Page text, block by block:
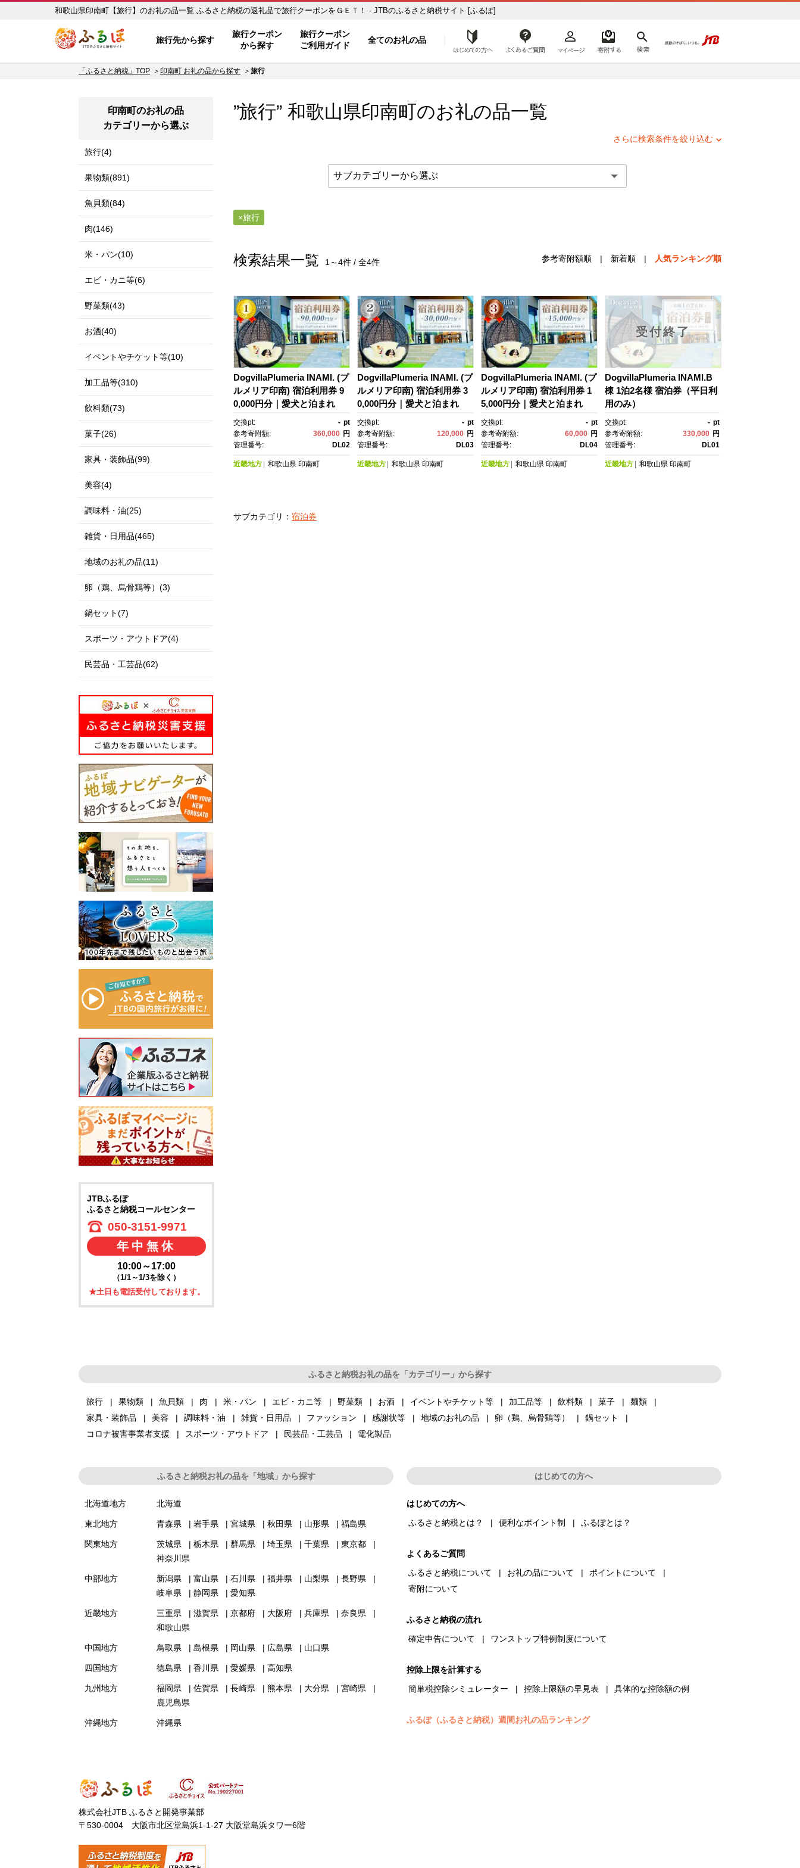
和歌山県印南町【旅行】のお礼の品一覧 ふるさと納税の返礼品で旅行クーポンをＧＥＴ！ - JTBのふるさと納税サイト [ふるぽ]
旅行先から探す
旅行クーポン
から探す
旅行クーポン
ご利用ガイド
全てのお礼の品 はじめての方へ
「ふるさと納税」TOP 印南町 お礼の品から探す 旅行
”旅行” 和歌山県印南町のお礼の品一覧
さらに検索条件を絞り込む
旅行
検索結果一覧 1～4件 / 全4件 参考寄附額順 | 新着順 | 人気ランキング順
DogvillaPlumeria INAMI. (プ
ルメリア印南) 宿泊利用券 9
0,000円分｜愛犬と泊まれ
る ワンちゃんとベッドで添
い寝
交換pt: - pt
参考寄附額:
360,000 円
管理番号:
DL02
近畿地方 和歌山県 印南町
DogvillaPlumeria INAMI. (プ
ルメリア印南) 宿泊利用券 3
0,000円分｜愛犬と泊まれ
る ワンちゃんとベッドで添
い寝
交換pt: - pt
参考寄附額:
120,000 円
管理番号:
DL03
近畿地方 和歌山県 印南町
DogvillaPlumeria INAMI. (プ
ルメリア印南) 宿泊利用券 1
5,000円分｜愛犬と泊まれ
る ワンちゃんとベッドで添
い寝
交換pt: - pt
参考寄附額:
60,000 円
管理番号:
DL04
近畿地方 和歌山県 印南町
受付終了
DogvillaPlumeria INAMI.B
棟 1泊2名様 宿泊券（平日利
用のみ）
交換pt: - pt
参考寄附額:
330,000 円
管理番号:
DL01
近畿地方 和歌山県 印南町
サブカテゴリ： 宿泊券
印南町のお礼の品
カテゴリーから選ぶ
旅行(4)
果物類(891)
魚貝類(84)
肉(146)
米・パン(10)
エビ・カニ等(6)
野菜類(43)
お酒(40)
イベントやチケット等(10)
加工品等(310)
飲料類(73)
菓子(26)
家具・装飾品(99)
美容(4)
調味料・油(25)
雑貨・日用品(465)
地域のお礼の品(11)
卵（鶏、烏骨鶏等）(3)
鍋セット(7)
スポーツ・アウトドア(4)
民芸品・工芸品(62)
JTBふるぽ
ふるさと納税コールセンター
050-3151-9971
年中無休
10:00～17:00
（1/1～1/3を除く）
★土日も電話受付しております。
ふるさと納税お礼の品を「カテゴリー」から探す
旅行 果物類 魚貝類 肉 米・パン エビ・カニ等 野菜類 お酒 イベントやチケット等 加工品等 飲料類 菓子
麺類
家具・装飾品
美容 調味料・油 雑貨・日用品 ファッション 感謝状等 地域のお礼の品 卵（鶏、烏骨鶏等）
鍋セット
コロナ被害事業者支援
スポーツ・アウトドア 民芸品・工芸品 電化製品
ふるさと納税お礼の品を「地域」から探す
北海道地方 北海道
東北地方 青森県 岩手県 宮城県 秋田県 山形県 福島県
関東地方 茨城県 栃木県 群馬県 埼玉県 千葉県
東京都
神奈川県
中部地方 新潟県 富山県 石川県 福井県 山梨県
長野県
岐阜県
静岡県 愛知県
近畿地方 三重県 滋賀県 京都府 大阪府 兵庫県
奈良県
和歌山県
中国地方 鳥取県 島根県 岡山県 広島県 山口県
四国地方 徳島県 香川県 愛媛県 高知県
九州地方 福岡県 佐賀県 長崎県 熊本県 大分県
宮崎県
鹿児島県
沖縄地方 沖縄県
はじめての方へ
はじめての方へ
ふるさと納税とは？
便利なポイント制 ふるぽとは？
よくあるご質問
ふるさと納税について
お礼の品について
ポイントについて
寄附について
ふるさと納税の流れ
確定申告について
ワンストップ特例制度について
控除上限を計算する
簡単税控除シミュレーター
控除上限額の早見表 具体的な控除額の例
ふるぽ（ふるさと納税）週間お礼の品ランキング
株式会社JTB ふるさと開発事業部
〒530-0004 大阪市北区堂島浜1-1-27 大阪堂島浜タワー6階